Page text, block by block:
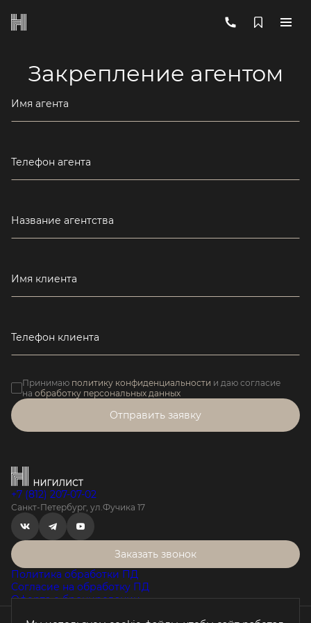
Закрепление агентом
Имя агента
Телефон агента
Название агентства
Имя клиента
Телефон клиента
Принимаю политику конфиденциальности и даю согласие
на обработку персональных данных
Отправить заявку
+7 (812) 207-07-02
Санкт-Петербург, ул.Фучика 17
Заказать звонок
Политика обработки ПД
Согласие на обработку ПД
Оферта о бронировании